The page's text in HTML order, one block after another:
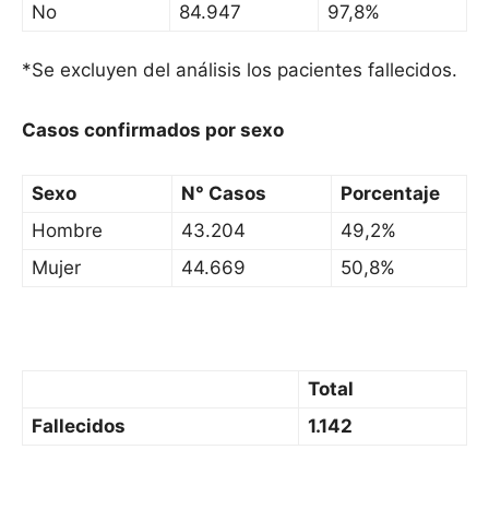
No
84.947 97,8%
*Se excluyen del análisis los pacientes fallecidos.
Casos confirmados por sexo
Sexo N° Casos
Porcentaje
Hombre
43.204
49,2%
Mujer
44.669 50,8%
Total
Fallecidos
1.142